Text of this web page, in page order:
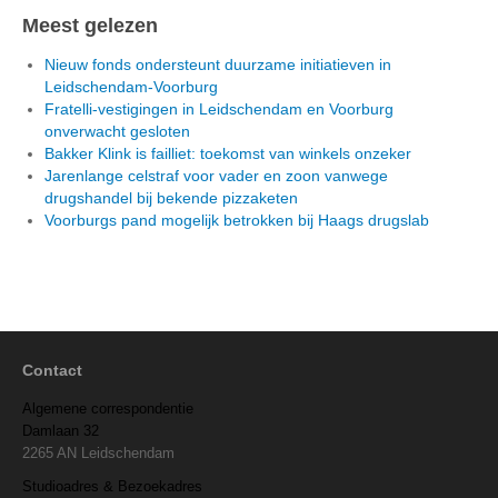
Meest gelezen
Nieuw fonds ondersteunt duurzame initiatieven in
Leidschendam-Voorburg
Fratelli-vestigingen in Leidschendam en Voorburg
onverwacht gesloten
Bakker Klink is failliet: toekomst van winkels onzeker
Jarenlange celstraf voor vader en zoon vanwege
drugshandel bij bekende pizzaketen
Voorburgs pand mogelijk betrokken bij Haags drugslab
Contact
Algemene correspondentie
Damlaan 32
2265 AN Leidschendam
Studioadres & Bezoekadres